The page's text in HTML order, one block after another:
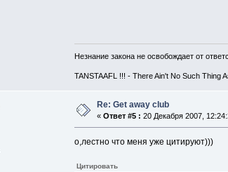
Незнание закона не освобождает от
TANSTAAFL !!! - There Ain't No Such Thing
Re: Get away club
«Ответ #5 : 20 Декабря 2007,
о,лестно что меня уже цитируют)))
Цитировать